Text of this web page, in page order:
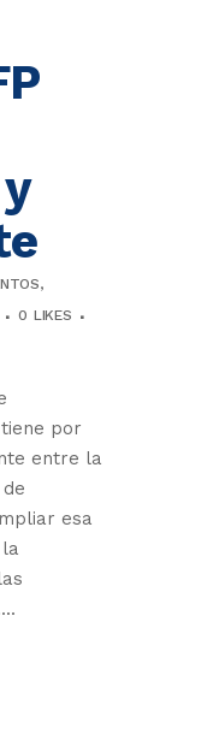
,
0 LIKES
por
entre la
esa